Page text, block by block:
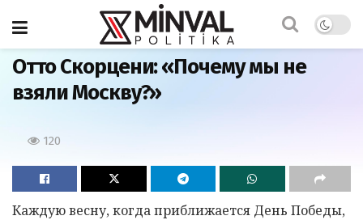
Главная
Отто Скорцени: «Почему мы не
взяли Москву?»
120
Каждую весну, когда приближается День Победы,